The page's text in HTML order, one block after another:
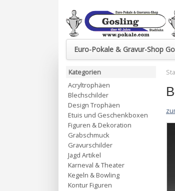
Euro-Pokale & Gravur-Shop
Kategorien
Acryltrophäen
Blechschilder
Design Trophäen
Etuis und Geschenkboxen
Figuren & Dekoration
Grabschmuck
Gravurschilder
Jagd Artikel
Karneval & Theater
Kegeln & Bowling
Kontur Figuren